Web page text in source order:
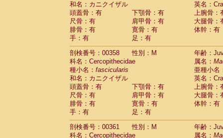
和名：カニクイザル
英名：
頭蓋骨：有
下顎骨：有
上腕骨：
尺骨：有
肩甲骨：有
大腿骨：
腓骨：有
寛骨：有
体幹：有
手：有
足：有
剖検番号：00358
性別：M
年齢：
科名：Cercopithecidae
属名：
種小名： fascicularis
亜種小名
和名：カニクイザル
英名：
頭蓋骨：有
下顎骨：有
上腕骨：
尺骨：有
肩甲骨：有
大腿骨：
腓骨：有
寛骨：有
体幹：有
手：有
足：有
剖検番号：00361
性別：M
年齢：
科名：Cercopithecidae
属名：